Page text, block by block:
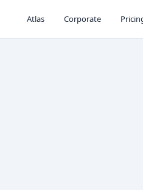
Atlas Corporate